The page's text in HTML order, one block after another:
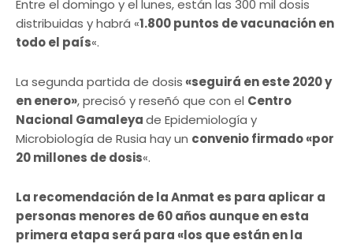
Entre el domingo y el lunes, están las 300 mil dosis
distribuidas y habrá «1.800 puntos de vacunación en
todo el país«.
La segunda partida de dosis «seguirá en este 2020 y
en enero», precisó y reseñó que con el Centro
Nacional Gamaleyade Epidemiología y
Microbiología de Rusia hay un convenio firmado «por
20 millones de dosis«.
La recomendación de la Anmat es para aplicar a
personas menores de 60 años aunque en esta
primera etapa será para «los que están en la